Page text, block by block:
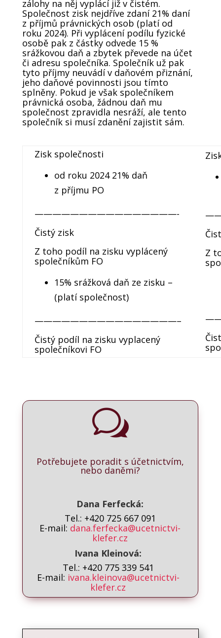
zálohy na něj vyplácí již v čistém.
Společnost zisk nejdříve zdaní 21% daní
z příjmů právnických osob (platí od
roku 2024). Při vyplácení podílu fyzické
osobě pak z částky odvede 15 %
srážkovou daň a zbytek převede na účet
či adresu společníka. Společník už pak
tyto příjmy neuvádí v daňovém přiznání,
jeho daňové povinnosti jsou tímto
splněny. Pokud je však společníkem
právnická osoba, žádnou daň mu
společnost zpravidla nesráží, ale tento
společník si musí zdanění zajistit sám.
Zisk společnosti
od roku 2024 21% daň
z příjmu PO
————————————————-
Čistý zisk
Z toho podíl na zisku vyplácený
společníkům FO
15% srážková daň ze zisku –
(platí společnost)
————————————————–
Čistý podíl na zisku vyplacený
společníkovi FO
Z
w
Potřebujete poradit s účetnictvím,
nebo daněmi?
Dana Ferfecká:
Tel.: +420 725 667 091
E-mail: dana.ferfecka@ucetnictvi-
klefer.cz
Ivana Kleinová:
Tel.: +420 775 339 541
E-mail: ivana.kleinova@ucetnictvi-
klefer.cz